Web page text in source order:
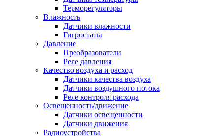
Терморегуляторы
Влажность
Датчики влажности
Гигростаты
Давление
Преобразователи
Реле давления
Качество воздуха и расход
Датчики качества воздуха
Датчики воздушного потока
Реле контроля расхода
Освещенность/движение
Датчики освещенности
Датчики движения
Радиоустройства